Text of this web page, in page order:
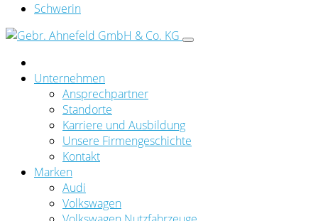
Unternehmen
Ansprechpartner
Standorte
Karriere und Ausbildung
Unsere Firmengeschichte
Kontakt
Marken
Audi
Volkswagen